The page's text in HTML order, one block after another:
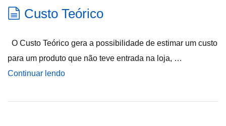
Custo Teórico
O Custo Teórico gera a possibilidade de estimar um custo
para um produto que não teve entrada na loja, …
Continuar lendo